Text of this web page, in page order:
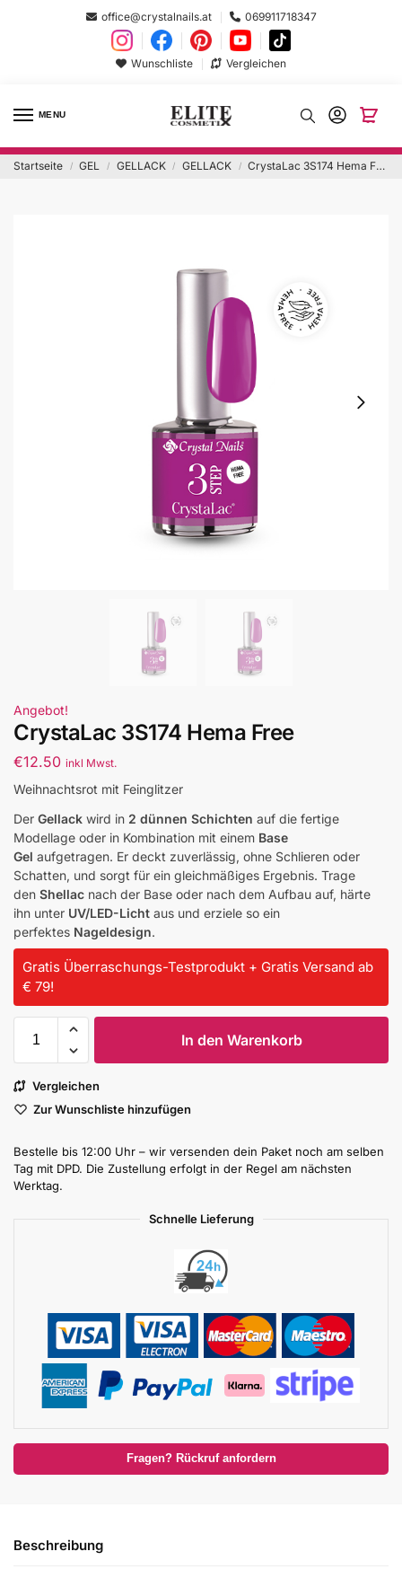
office@crystalnails.at 069911718347
Wunschliste Vergleichen
MENU
Startseite / GEL / GELLACK / GELLACK / CrystaLac 3S174 Hema Free
Angebot!
CrystaLac 3S174 Hema Free
€12.50 inkl Mwst.
Weihnachtsrot mit Feinglitzer
Der Gellack wird in 2 dünnen Schichten auf die fertige
Modellage oder in Kombination mit einem Base
Gel aufgetragen. Er deckt zuverlässig, ohne Schlieren oder
Schatten, und sorgt für ein gleichmäßiges Ergebnis. Trage
den Shellac nach der Base oder nach dem Aufbau auf, härte
ihn unter UV/LED-Licht aus und erziele so ein
perfektes Nageldesign.
Gratis Überraschungs-Testprodukt + Gratis Versand ab
€ 79!
In den Warenkorb
Vergleichen
Zur Wunschliste hinzufügen
Bestelle bis 12:00 Uhr – wir versenden dein Paket noch am selben
Tag mit DPD. Die Zustellung erfolgt in der Regel am nächsten
Werktag.
Schnelle Lieferung
Fragen? Rückruf anfordern
Beschreibung